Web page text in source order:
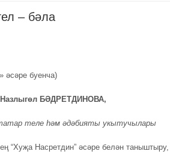
– бәла
әсәре буенча)
БӘДРЕТДИНОВА,
теле һәм әдәбияты укытучылары
“Хуҗа Насретдин” әсәре белән таныштыру,